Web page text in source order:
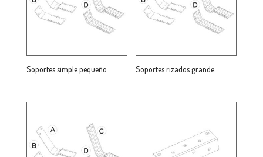
Soportes simple pequeño Soportes rizados grande